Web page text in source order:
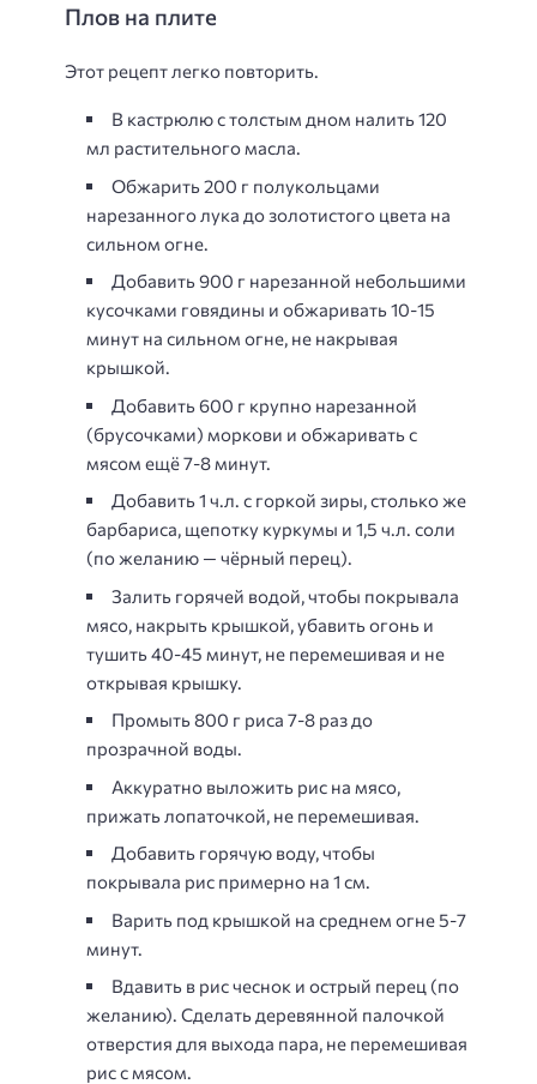
Плов на плите
Этот рецепт легко повторить.
В кастрюлю с толстым дном налить 120
мл растительного масла.
Обжарить 200 г полукольцами
нарезанного лука до золотистого цвета на
сильном огне.
Добавить 900 г нарезанной небольшими
кусочками говядины и обжаривать 10-15
минут на сильном огне, не накрывая
крышкой.
Добавить 600 г крупно нарезанной
(брусочками) моркови и обжаривать с
мясом ещё 7-8 минут.
Добавить 1 ч.л. с горкой зиры, столько же
барбариса, щепотку куркумы и 1,5 ч.л. соли
(по желанию — чёрный перец).
Залить горячей водой, чтобы покрывала
мясо, накрыть крышкой, убавить огонь и
тушить 40-45 минут, не перемешивая и не
открывая крышку.
Промыть 800 г риса 7-8 раз до
прозрачной воды.
Аккуратно выложить рис на мясо,
прижать лопаточкой, не перемешивая.
Добавить горячую воду, чтобы
покрывала рис примерно на 1 см.
Варить под крышкой на среднем огне 5-7
минут.
Вдавить в рис чеснок и острый перец (по
желанию). Сделать деревянной палочкой
отверстия для выхода пара, не перемешивая
рис с мясом.